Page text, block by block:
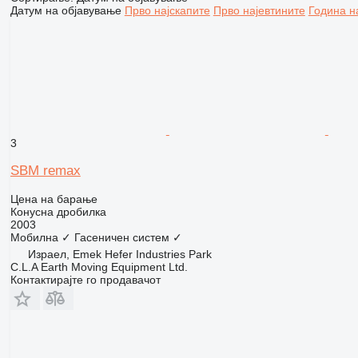
Датум на објавување Прво најскапите Прво најевтините Година
3
SBM remax
Цена на барање
Конусна дробилка
2003
Мобилна ✓ Гасеничен систем ✓
Израел, Emek Hefer Industries Park
C.L.A Earth Moving Equipment Ltd.
Контактирајте го продавачот